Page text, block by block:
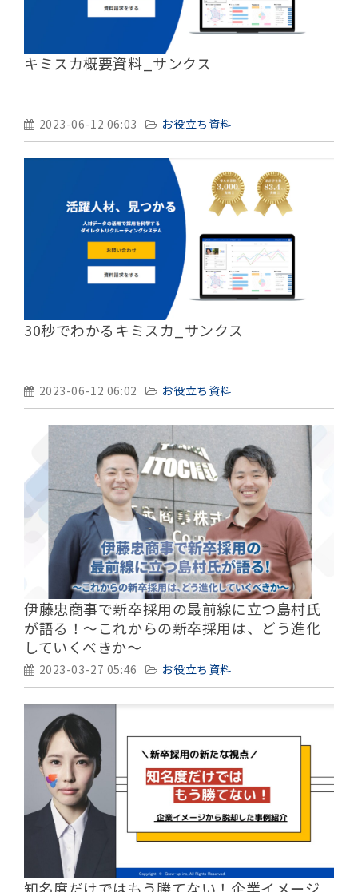
キミスカ概要資料_サンクス
2023-06-12 06:03 お役立ち資料
30秒でわかるキミスカ_サンクス
2023-06-12 06:02 お役立ち資料
伊藤忠商事で新卒採用の最前線に立つ島村氏
が語る！～これからの新卒採用は、どう進化
していくべきか～
2023-03-27 05:46 お役立ち資料
知名度だけではもう勝てない！企業イメージ